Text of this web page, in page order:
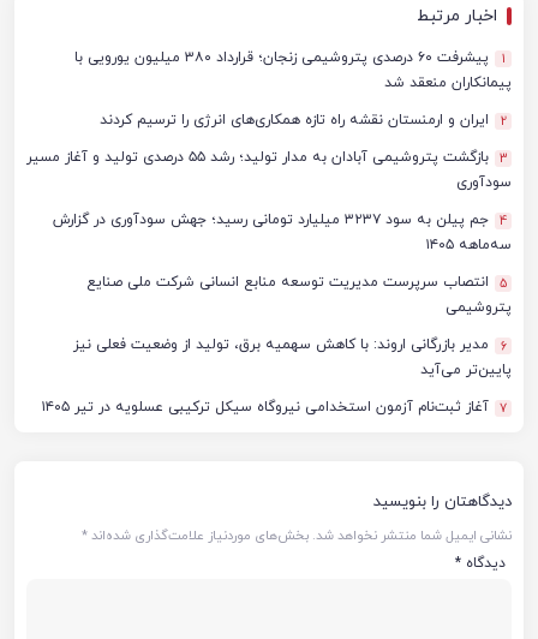
اخبار مرتبط
1
پیشرفت ۶۰ درصدی پتروشیمی زنجان؛ قرارداد ۳۸۰ میلیون یورویی با
پیمانکاران منعقد شد
2 ایران و ارمنستان نقشه راه تازه همکاری‌های انرژی را ترسیم کردند
3
بازگشت پتروشیمی آبادان به مدار تولید؛ رشد ۵۵ درصدی تولید و آغاز مسیر
سودآوری
4
جم پیلن به سود ۳۲۳۷ میلیارد تومانی رسید؛ جهش سودآوری در گزارش
سه‌ماهه ۱۴۰۵
5
انتصاب سرپرست مدیریت توسعه منابع انسانی شرکت ملی صنایع
پتروشیمی
6
مدیر بازرگانی اروند: با کاهش سهمیه برق، تولید از وضعیت فعلی نیز
پایین‌تر می‌آید
7 آغاز ثبت‌نام آزمون استخدامی نیروگاه سیکل ترکیبی عسلویه در تیر ۱۴۰۵
دیدگاهتان را بنویسید
نشانی ایمیل شما منتشر نخواهد شد. بخش‌های موردنیاز علامت‌گذاری شده‌اند*
دیدگاه *